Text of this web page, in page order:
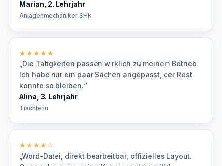
Marian, 2. Lehrjahr
Anlagenmechaniker SHK
★★★★★
„Die Tätigkeiten passen wirklich zu meinem Betrieb.
Ich habe nur ein paar Sachen angepasst, der Rest
konnte so bleiben.“
Alina, 3. Lehrjahr
Tischlerin
★★★★☆
„Word-Datei, direkt bearbeitbar, offizielles Layout.